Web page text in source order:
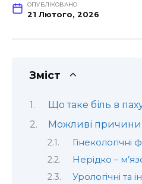
ОПУБЛІКОВАНО
21 Лютого, 2026
Зміст
Що таке біль в
Можливі причини
Гінекологічні
Нерідко –
Урологічні та